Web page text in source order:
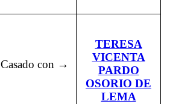
Casado con →
TERESA
VICENTA
PARDO
OSORIO DE
LEMA